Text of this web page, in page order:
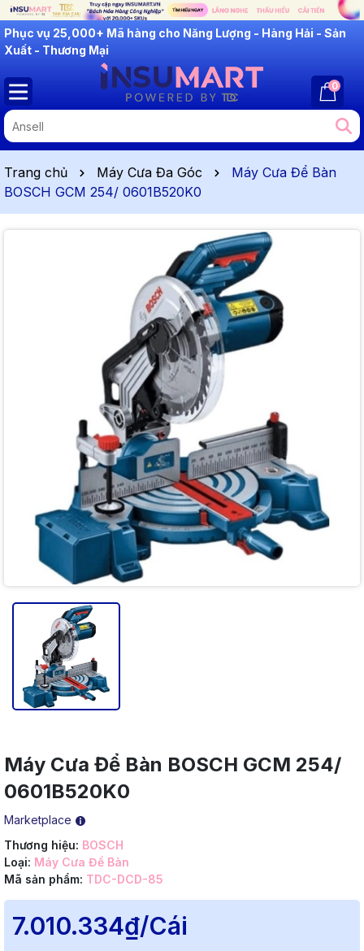
INSUMART: Lắng Nghe - Thấu Hiểu - Cải Tiến
0
Trang chủ Máy Cưa Đa Góc
Máy Cưa Để Bàn
BOSCH GCM 254/ 0601B520K0
Máy Cưa Để Bàn BOSCH GCM 254/
0601B520K0
Marketplace
Thương hiệu: BOSCH
Loại: Máy Cưa Để Bàn
Mã sản phẩm: TDC-DCD-85
7.010.334₫/Cái